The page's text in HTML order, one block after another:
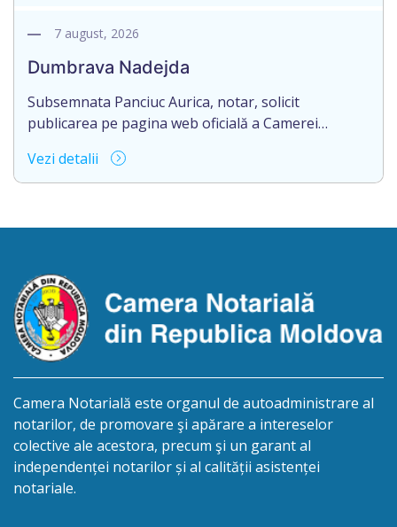
0991201351317, decedat/ă la data de 15.05.2021
Eliberarea certificatului de moștenitor este […]
7 august, 2026
Dumbrava Nadejda
Subsemnata Panciuc Aurica, notar, solicit
publicarea pe pagina web oficială a Camerei
deschiderea procedurii succesorale cu următorul
conținut: Informație privind deschiderea procedurii
biroului la adresa: R.Moldova, or.Sîngerei,
procedurii succesorale în urma decesului
cet.Dumbrava Nadejda, cetățeană moldoveană, a.n.
20 aprilie […]
Vezi detalii
Camera Notarială este organul de autoadministrare al
notarilor, de promovare şi apărare a intereselor
colective ale acestora, precum şi un garant al
independenței notarilor și al calității asistenței
notariale.